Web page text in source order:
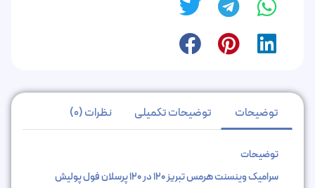
توضیحات توضیحات تکمیلی نظرات (0)
توضیحات
سرامیک وینسنت هرمس تبریز 120 در 120 پرسلان فول پولیش